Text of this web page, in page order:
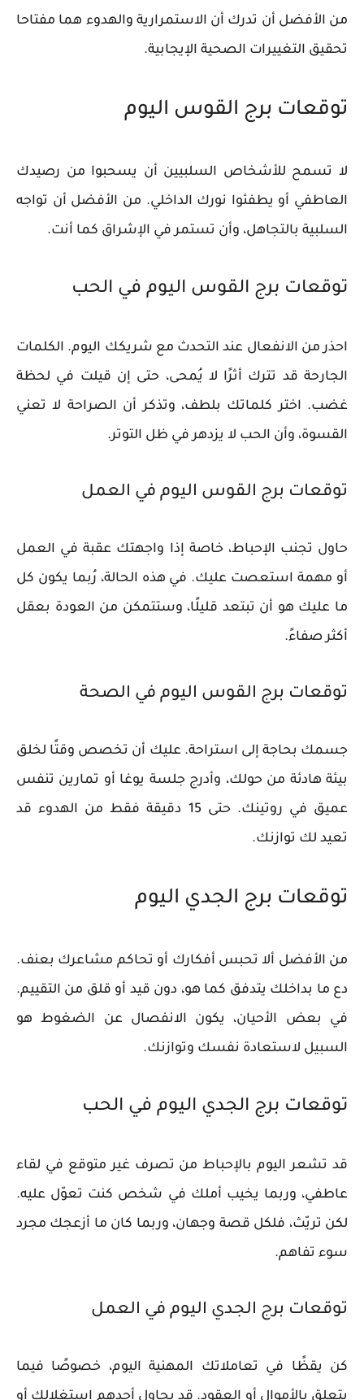
من الأفضل أن تدرك أن الاستمرارية والهدوء هما مفتاحا
تحقيق التغييرات الصحية الإيجابية.
توقعات برج القوس اليوم
لا تسمح للأشخاص السلبيين أن يسحبوا من رصيدك
العاطفي أو يطفئوا نورك الداخلي. من الأفضل أن تواجه
السلبية بالتجاهل، وأن تستمر في الإشراق كما أنت.
توقعات برج القوس اليوم في الحب
احذر من الانفعال عند التحدث مع شريكك اليوم. الكلمات
الجارحة قد تترك أثرًا لا يُمحى، حتى إن قيلت في لحظة
غضب. اختر كلماتك بلطف، وتذكر أن الصراحة لا تعني
القسوة، وأن الحب لا يزدهر في ظل التوتر.
توقعات برج القوس اليوم في العمل
حاول تجنب الإحباط، خاصة إذا واجهتك عقبة في العمل
أو مهمة استعصت عليك. في هذه الحالة، رُبما يكون كل
ما عليك هو أن تبتعد قليلًا، وستتمكن من العودة بعقل
أكثر صفاءً.
توقعات برج القوس اليوم في الصحة
جسمك بحاجة إلى استراحة. عليك أن تخصص وقتًا لخلق
بيئة هادئة من حولك، وأدرج جلسة يوغا أو تمارين تنفس
عميق في روتينك. حتى 15 دقيقة فقط من الهدوء قد
تعيد لك توازنك.
توقعات برج الجدي اليوم
من الأفضل ألا تحبس أفكارك أو تحاكم مشاعرك بعنف.
دع ما بداخلك يتدفق كما هو، دون قيد أو قلق من التقييم.
في بعض الأحيان، يكون الانفصال عن الضغوط هو
السبيل لاستعادة نفسك وتوازنك.
توقعات برج الجدي اليوم في الحب
قد تشعر اليوم بالإحباط من تصرف غير متوقع في لقاء
عاطفي، وربما يخيب أملك في شخص كنت تعوّل عليه.
لكن تريّث، فلكل قصة وجهان، وربما كان ما أزعجك مجرد
سوء تفاهم.
توقعات برج الجدي اليوم في العمل
كن يقظًا في تعاملاتك المهنية اليوم، خصوصًا فيما
يتعلق بالأموال أو العقود. قد يحاول أحدهم استغلالك أو